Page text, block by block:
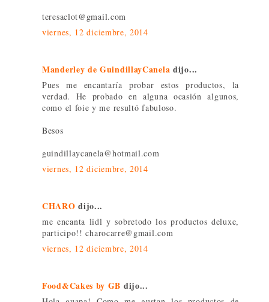
teresaclot@gmail.com
viernes, 12 diciembre, 2014
Manderley de GuindillayCanela dijo...
Pues me encantaría probar estos productos, la
verdad. He probado en alguna ocasión algunos,
como el foie y me resultó fabuloso.
Besos
guindillaycanela@hotmail.com
viernes, 12 diciembre, 2014
CHARO dijo...
me encanta lidl y sobretodo los productos deluxe,
participo!! charocarre@gmail.com
viernes, 12 diciembre, 2014
Food&Cakes by GB dijo...